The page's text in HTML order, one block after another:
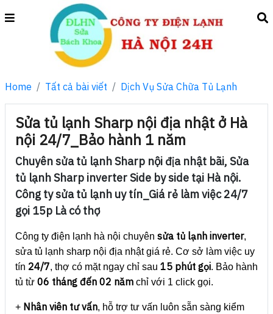
Home Tất cả bài viết Dịch Vụ Sửa Chữa Tủ Lạnh
Sửa tủ lạnh Sharp nội địa nhật ở Hà
nội 24/7_Bảo hành 1 năm
Chuyên sửa tủ lạnh Sharp nội địa nhật bãi, Sửa
tủ lạnh Sharp inverter Side by side tại Hà nội.
Công ty sửa tủ lạnh uy tín_Giá rẻ làm việc 24/7
gọi 15p Là có thợ
Công ty điện lạnh hà nội chuyên sửa tủ lạnh inverter,
sửa tủ lạnh sharp nội địa nhật giá rẻ. Cơ sở làm việc uy
tín 24/7, thợ có mặt ngay chỉ sau 15 phút gọi. Bảo hành
tủ từ 06 tháng đến 02 năm chỉ với 1 click gọi.
+ Nhân viên tư vấn, hỗ trợ tư vấn luôn sẵn sàng kiểm